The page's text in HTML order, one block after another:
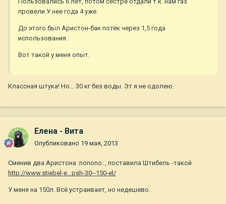
провели.У нее года 4 уже.
До этого был Аристон-бак потек через 1,5 года
использования.
Вот такой у меня опыт.
Классная штука! Но... 30 кг без воды. Эт я не одолею.
Елена - Вита
Опубликовано 19 мая, 2013
Сменив два Аристона :nonono: , поставила Штибель -такой
http://www.stiebel-e...psh-30--150-el/
У меня на 150л. Всё устраивает, но недешево.